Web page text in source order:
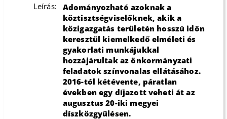
Leírás:
Adományozható azoknak a
köztisztségviselőknek, akik a
közigazgatás területén hosszú időn
keresztül kiemelkedő elméleti és
gyakorlati munkájukkal
hozzájárultak az önkormányzati
feladatok színvonalas ellátásához.
2016-tól kétévente, páratlan
években egy díjazott veheti át az
augusztus 20-iki megyei
díszközgyűlésen.